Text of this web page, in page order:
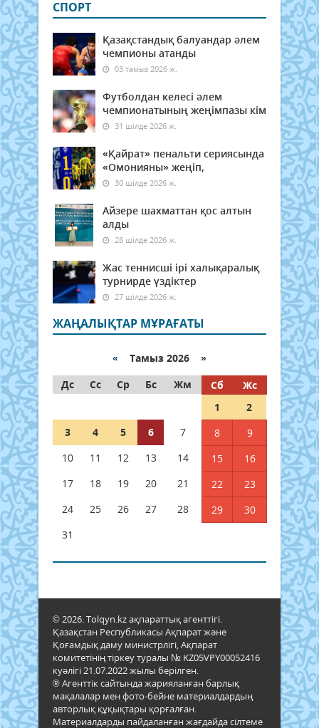
СПОРТ
Қазақстандық балуандар әлем
чемпионы атанды
03 тамыз 2026 ж.
Футболдан келесі әлем
чемпионатының жеңімпазы кім
31 шілде 2026 ж.
«Қайрат» пенальти сериясында
«Омонияны» жеңіп,
30 шілде 2026 ж.
Айзере шахматтан қос алтын
алды
28 шілде 2026 ж.
Жас теннисші ірі халықаралық
турнирде үздіктер
27 шілде 2026 ж.
ЖАҢАЛЫҚТАР МҰРАҒАТЫ
« Тамыз 2026 »
Дс
Сс Ср Бс Жм Сб
Жс
1
2
3
4 5 6 7 8
9
10
11 12 13 14 15
16
17
18 19 20 21 22
23
24
25 26 27 28 29
30
31
© 2026. Tolqyn.kz ақпараттық агенттігі.
Қазақстан Республикасы Ақпарат және
Қоғамдық даму министрлігі, Ақпарат
комитетінің тіркеу туралы № KZ05VPY00052416
куәлігі 21.07.2022 жылы берілген.
® Агенттік сайтында жарияланған барлық
мақалалар мен фото-бейне материалдардың
авторлық құқықтары қорғалған.
Материалдарды пайдаланған жағдайда сілтеме